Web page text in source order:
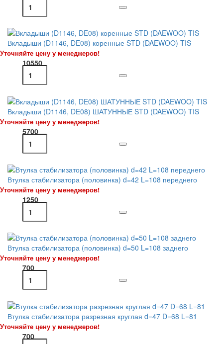
Вкладыши (D1146, DE08) коренные STD (DAEWOO) TIS
Уточняйте цену у менеджеров!
10550
Вкладыши (D1146, DE08) ШАТУННЫЕ STD (DAEWOO) TIS
Уточняйте цену у менеджеров!
5700
Втулка стабилизатора (половинка) d=42 L=108 переднего
Уточняйте цену у менеджеров!
1250
Втулка стабилизатора (половинка) d=50 L=108 заднего
Уточняйте цену у менеджеров!
700
Втулка стабилизатора разрезная круглая d=47 D=68 L=81
Уточняйте цену у менеджеров!
700